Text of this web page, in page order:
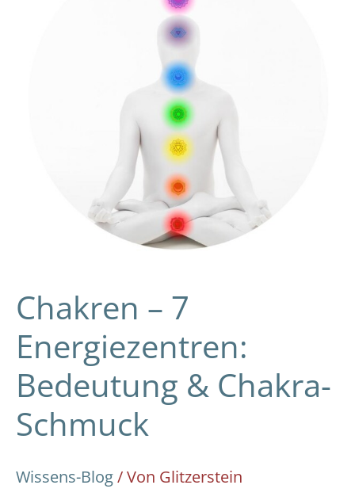
Chakren – 7
Energiezentren:
Bedeutung & Chakra-
Schmuck
Wissens-Blog/ Von Glitzerstein